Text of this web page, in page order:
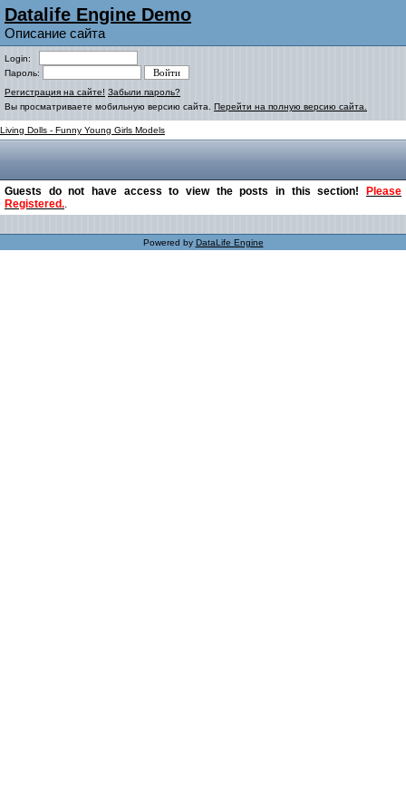
Datalife Engine Demo
Описание сайта
Login:
Пароль:
Регистрация на сайте! Забыли пароль?
Вы просматриваете мобильную версию сайта. Перейти на полную версию сайта.
Living Dolls - Funny Young Girls Models
Guests do not have access to view the posts in this section!
Please
Registered..
Powered by DataLife Engine